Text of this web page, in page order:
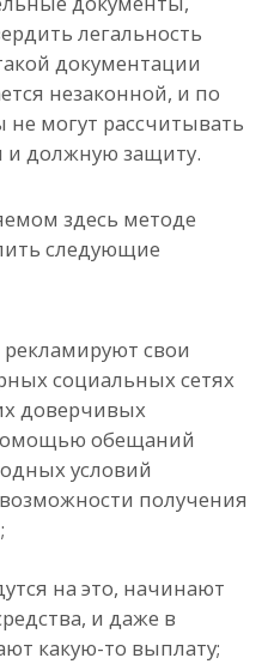
легальность
документации
незаконной, и по
могут рассчитывать
и должную защиту.
здесь методе
следующие
свои
социальных сетях
доверчивых
обещаний
условий
получения
на это, начинают
и даже в
какую-то выплату;